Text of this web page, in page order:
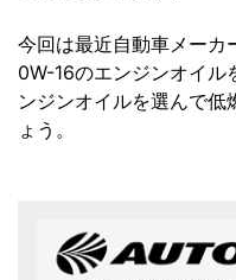
今回は最近自動車メーカ
0W-16のエンジンオイル
ンジンオイルを選んで低
ょう。